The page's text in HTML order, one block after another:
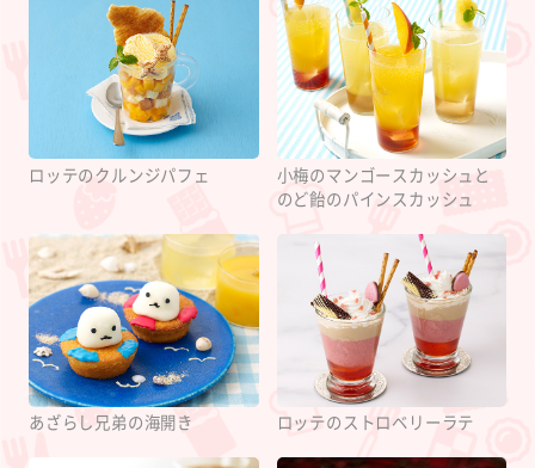
ロッテのクルンジパフェ
小梅のマンゴースカッシュと
のど飴のパインスカッシュ
あざらし兄弟の海開き ロッテのストロベリーラテ